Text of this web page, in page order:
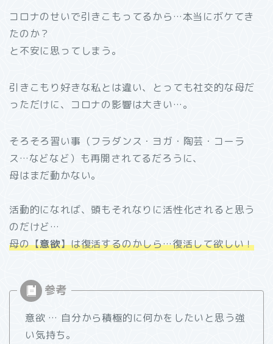
コロナのせいで引きこもってるから…本当にボケてき
たのか？
と不安に思ってしまう。
引きこもり好きな私とは違い、とっても社交的な母だ
っただけに、コロナの影響は大きい…。
そろそろ習い事（フラダンス・ヨガ・陶芸・コーラ
ス…などなど）も再開されてるだろうに、
母はまだ動かない。
活動的になれば、頭もそれなりに活性化されると思う
のだけど…
母の【意欲】は復活するのかしら…復活して欲しい！
意欲 … 自分から積極的に何かをしたいと思う強
い気持ち。